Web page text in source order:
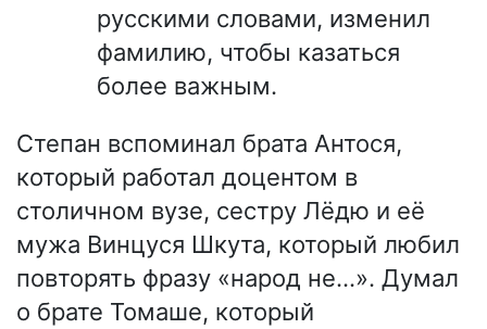
русскими словами, изменил
фамилию, чтобы казаться
более важным.
Степан вспоминал брата Антося,
который работал доцентом в
столичном вузе, сестру Лёдю и её
мужа Винцуся Шкута, который любил
повторять фразу «народ не…». Думал
о брате Томаше, который